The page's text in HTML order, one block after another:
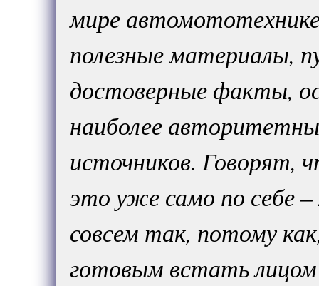
мире
полезные материалы,
достоверные факты,
наиболее
источников. Говорят,
это уже само по себе
совсем так, потому
готовым встать